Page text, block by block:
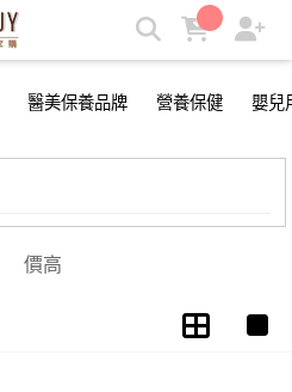
醫美保養品牌 營養保健 嬰兒
價高